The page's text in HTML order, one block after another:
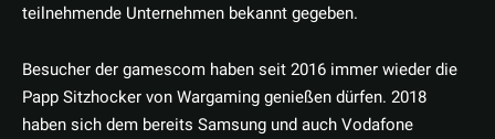
teilnehmende Unternehmen bekannt gegeben.
Besucher der gamescom haben seit 2016 immer wieder die
Papp Sitzhocker von Wargaming genießen dürfen. 2018
haben sich dem bereits Samsung und auch Vodafone